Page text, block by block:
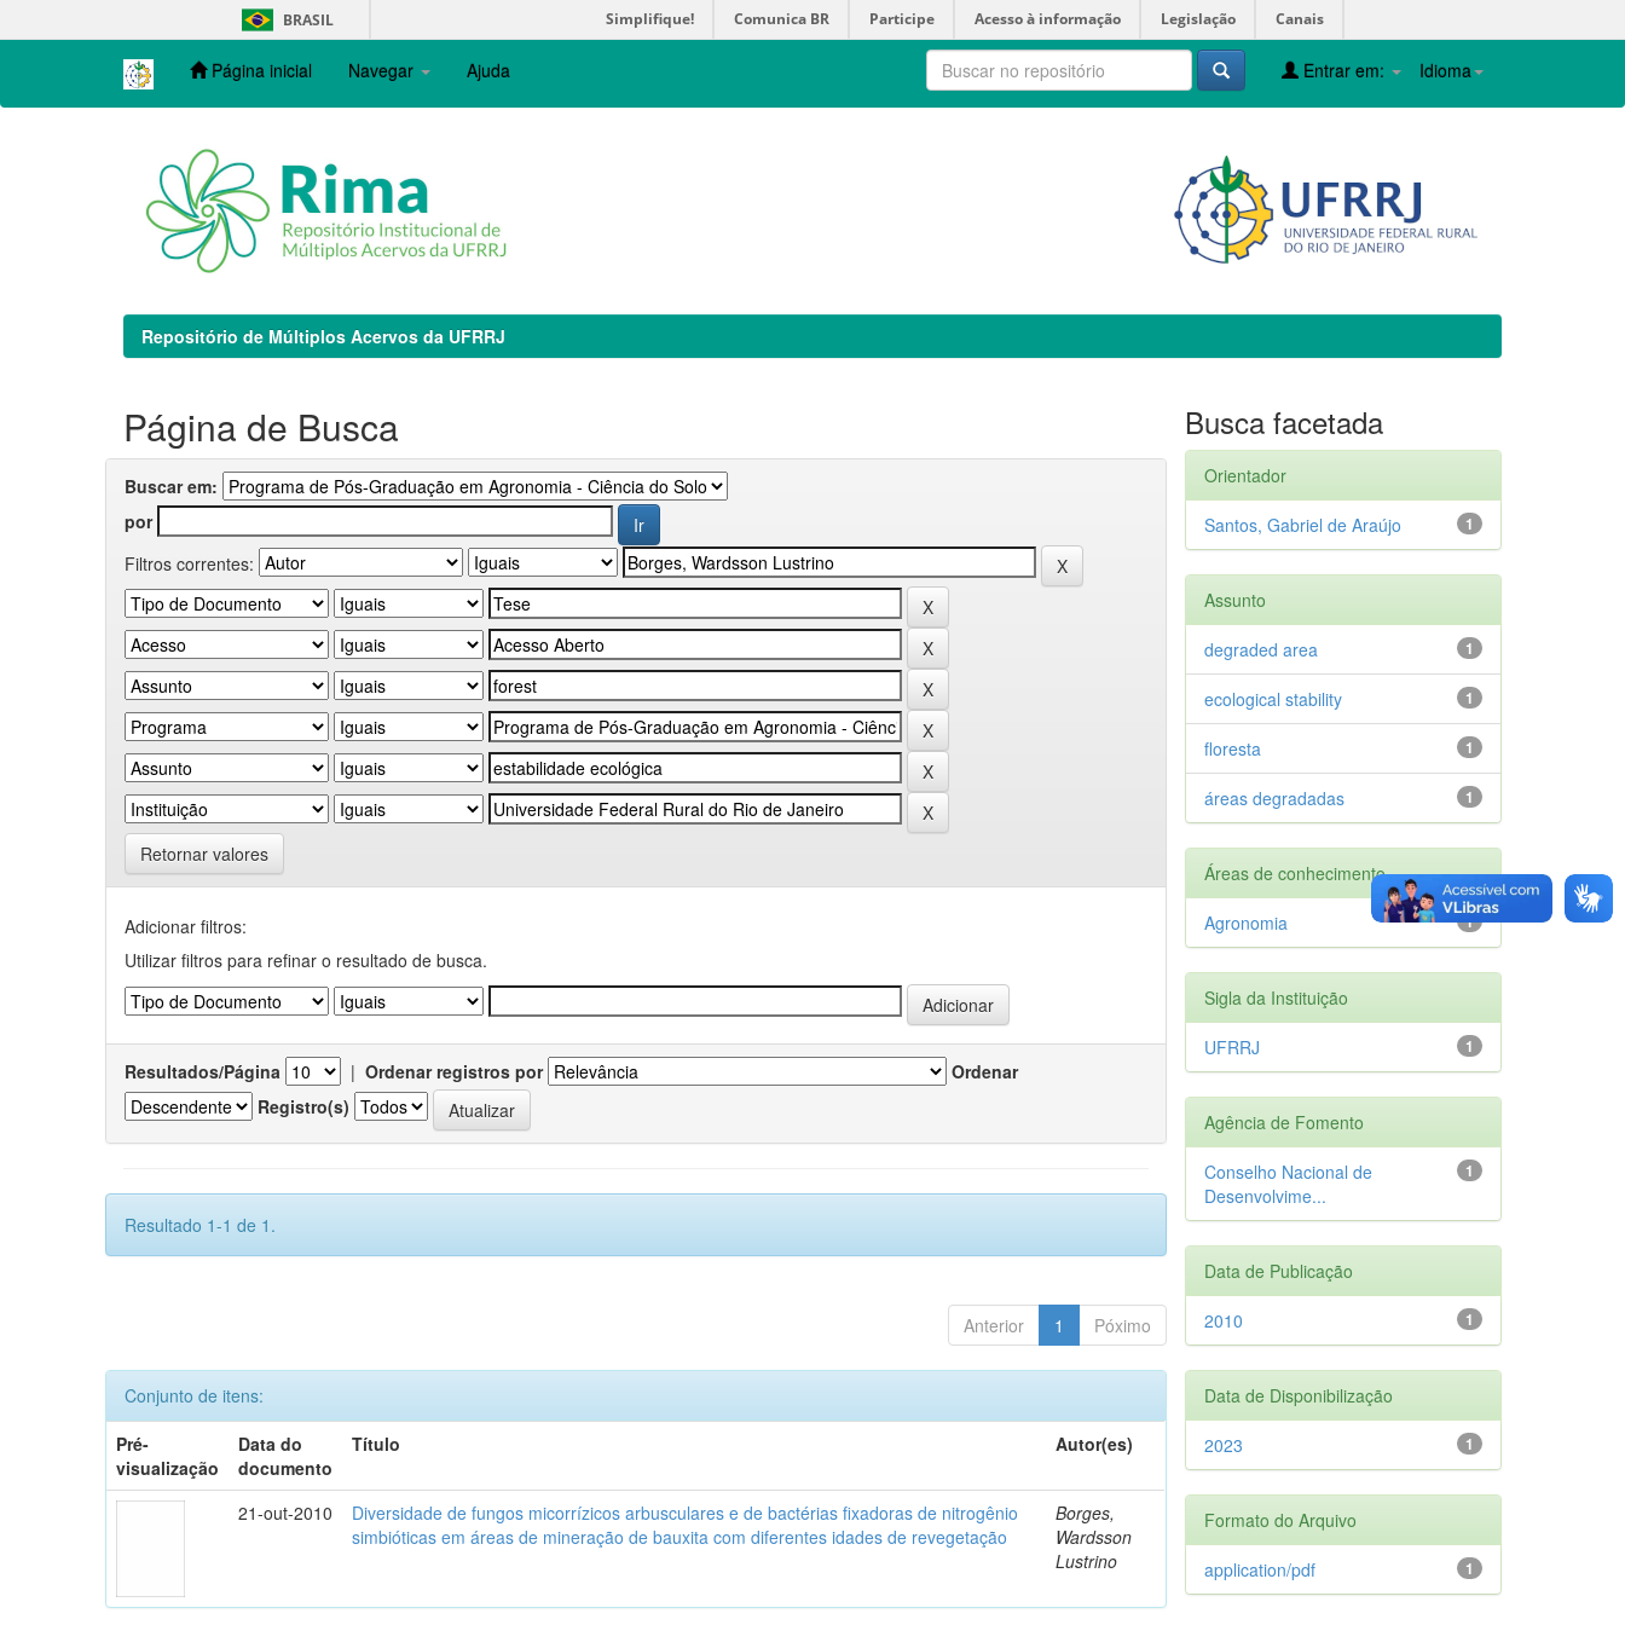
navigation
BRASIL Simplifique! Comunica BR Participe Acesso à informação Legislação Canais
Página inicial Navegar Ajuda Idioma
Entrar em:
Repositório de Múltiplos Acervos da UFRRJ
Página de Busca
Buscar em:
por
Filtros correntes:
Retornar valores
Adicionar filtros:
Utilizar filtros para refinar o resultado de busca.
Resultados/Página | Ordenar registros por
Ordenar
Registro(s)
Resultado 1-1 de 1.
Anterior 1 Póximo
Conjunto de itens:
Pré-
visualização
Data do
documento
Título Autor(es)
21-out-2010
Diversidade de fungos micorrízicos arbusculares e de bactérias fixadoras de nitrogênio
simbióticas em áreas de mineração de bauxita com diferentes idades de revegetação
Borges,
Wardsson
Lustrino
Busca facetada
Orientador
1
Santos, Gabriel de Araújo
Assunto
1
degraded area
1
ecological stability
1
floresta
1
áreas degradadas
Áreas de conhecimento
1
Agronomia
Sigla da Instituição
1
UFRRJ
Agência de Fomento
1
Conselho Nacional de
Desenvolvime...
Data de Publicação
1
2010
Data de Disponibilização
1
2023
Formato do Arquivo
1
application/pdf